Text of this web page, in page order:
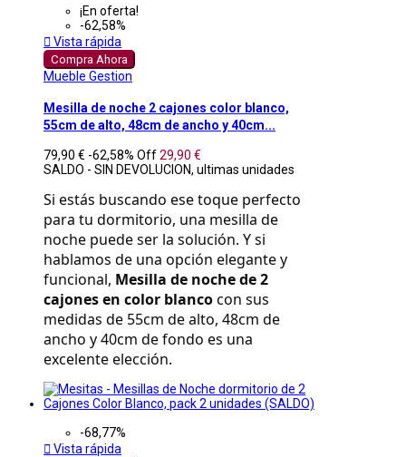
¡En oferta!
-62,58%
 Vista rápida
Compra Ahora
Mueble Gestion
Mesilla de noche 2 cajones color blanco,
55cm de alto, 48cm de ancho y 40cm...
79,90 € -62,58% Off29,90 €
SALDO - SIN DEVOLUCION, ultimas unidades
Si estás buscando ese toque perfecto
para tu dormitorio, una mesilla de
noche puede ser la solución. Y si
hablamos de una opción elegante y
funcional, Mesilla de noche de 2
cajones en color blanco con sus
medidas de 55cm de alto, 48cm de
ancho y 40cm de fondo es una
excelente elección.
-68,77%
 Vista rápida